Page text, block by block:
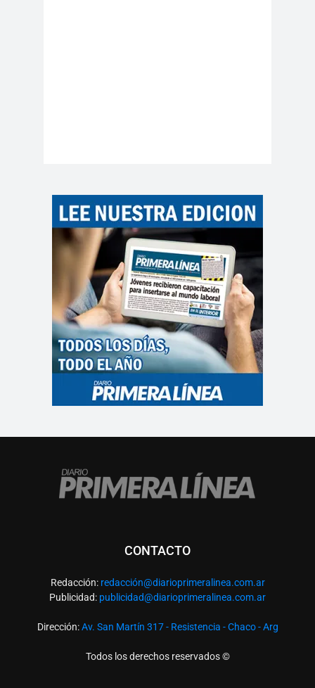
CONTACTO
Redacción: redacción@diarioprimeralinea.com.ar
Publicidad: publicidad@diarioprimeralinea.com.ar
Dirección:Av. San Martín 317 - Resistencia - Chaco - Arg
Todos los derechos reservados ©